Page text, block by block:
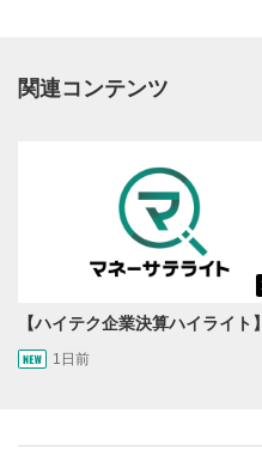
動画再生エリア
動画再生エリアをクリッ
一時停止します。
2
再生/一時停止
関連コンテンツ
1日前